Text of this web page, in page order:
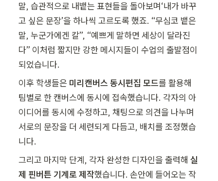
말, 습관적으로 내뱉는 표현들을 돌아보며‘내가 바꾸
고 싶은 문장’을 하나씩 고르도록 했죠. “무심코 뱉은
말, 누군가에겐 칼”, “예쁘게 말하면 세상이 달라진
다” 이처럼 짧지만 강한 메시지들이 수업의 출발점이
되었습니다.
이후 학생들은 미리캔버스 동시편집 모드를 활용해
팀별로 한 캔버스에 동시에 접속했습니다. 각자의 아
이디어를 동시에 수정하고, 채팅으로 의견을 나누며
서로의 문장을 더 세련되게 다듬고, 배치를 조정했습
니다.
그리고 마지막 단계, 각자 완성한 디자인을 출력해 실
제 핀버튼 기계로 제작했습니다. 손안에 들어오는 작